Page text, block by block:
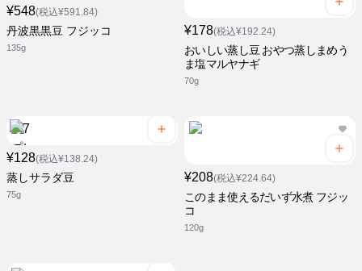
¥548(税込¥591.84)
丹波黒黒豆 フジッコ
135g
¥178(税込¥192.24)
おいしい蒸し豆 おやつ蒸しまめう
ま塩マルヤナギ
70g
¥128(税込¥138.24)
蒸しサラダ豆
75g
¥208(税込¥224.64)
このまま使えるだいず水煮 フジッ
コ
120g